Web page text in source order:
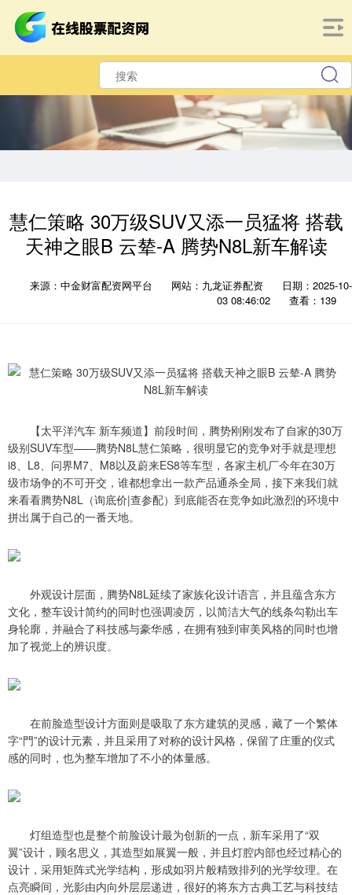
慧仁策略 30万级SUV又添一员猛将 搭载
天神之眼B 云辇-A 腾势N8L新车解读
来源：中金财富配资网平台 网站：九龙证券配资
日期：2025-10-
03 08:46:02
查看：139
【太平洋汽车 新车频道】前段时间，腾势刚刚发布了自家的30万
级别SUV车型——腾势N8L慧仁策略，很明显它的竞争对手就是理想
i8、L8、问界M7、M8以及蔚来ES8等车型，各家主机厂今年在30万
级市场争的不可开交，谁都想拿出一款产品通杀全局，接下来我们就
来看看腾势N8L（询底价|查参配）到底能否在竞争如此激烈的环境中
拼出属于自己的一番天地。
外观设计层面，腾势N8L延续了家族化设计语言，并且蕴含东方
文化，整车设计简约的同时也强调凌厉，以简洁大气的线条勾勒出车
身轮廓，并融合了科技感与豪华感，在拥有独到审美风格的同时也增
加了视觉上的辨识度。
在前脸造型设计方面则是吸取了东方建筑的灵感，藏了一个繁体
字“門”的设计元素，并且采用了对称的设计风格，保留了庄重的仪式
感的同时，也为整车增加了不小的体量感。
灯组造型也是整个前脸设计最为创新的一点，新车采用了“双
翼”设计，顾名思义，其造型如展翼一般，并且灯腔内部也经过精心的
设计，采用矩阵式光学结构，形成如羽片般精致排列的光学纹理。在
点亮瞬间，光影由内向外层层递进，很好的将东方古典工艺与科技结